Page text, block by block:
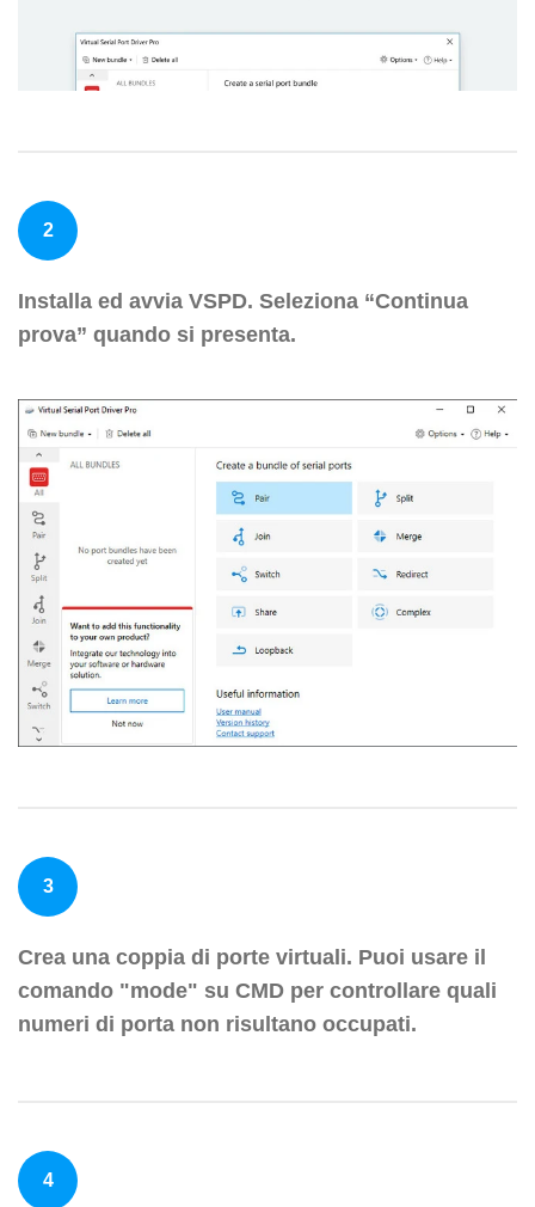
2
Installa ed avvia VSPD. Seleziona “Continua
prova” quando si presenta.
3
Crea una coppia di porte virtuali. Puoi usare il
comando "mode" su CMD per controllare quali
numeri di porta non risultano occupati.
4